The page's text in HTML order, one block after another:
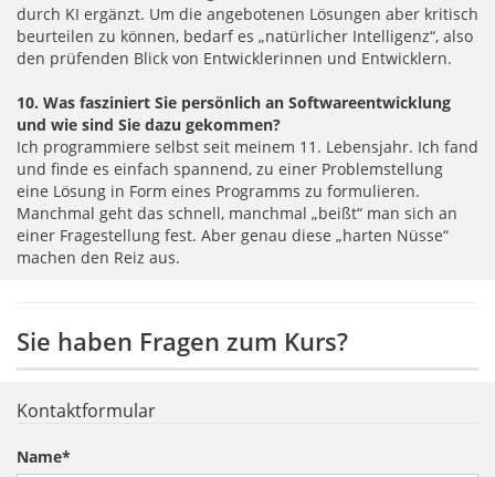
durch KI ergänzt. Um die angebotenen Lösungen aber kritisch
beurteilen zu können, bedarf es „natürlicher Intelligenz“, also
den prüfenden Blick von Entwicklerinnen und Entwicklern.
10. Was fasziniert Sie persönlich an Softwareentwicklung
und wie sind Sie dazu gekommen?
Ich programmiere selbst seit meinem 11. Lebensjahr. Ich fand
und finde es einfach spannend, zu einer Problemstellung
eine Lösung in Form eines Programms zu formulieren.
Manchmal geht das schnell, manchmal „beißt“ man sich an
einer Fragestellung fest. Aber genau diese „harten Nüsse“
machen den Reiz aus.
Sie haben Fragen zum Kurs?
Kontaktformular
Name*